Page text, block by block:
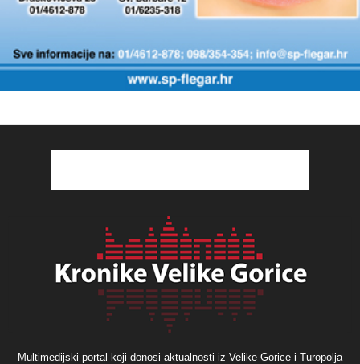
Multimedijski portal koji donosi aktualnosti iz Velike Gorice i Turopolja